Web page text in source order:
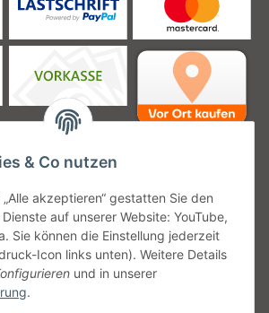
& Co nutzen
akzeptieren“ gestatten Sie den
auf unserer Website: YouTube,
Sie können die Einstellung jederzeit
Icon links unten). Weitere Details
und in unserer
.